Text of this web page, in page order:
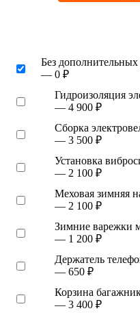
Без дополнительных
— 0 ₽
Гидроизоляция
— 4 900 ₽
Сборка
— 3 500 ₽
Установка
— 2 100 ₽
Меховая зимняя
— 2 100 ₽
Зимние варежки
— 1 200 ₽
Держатель
— 650 ₽
Корзина
— 3 400 ₽